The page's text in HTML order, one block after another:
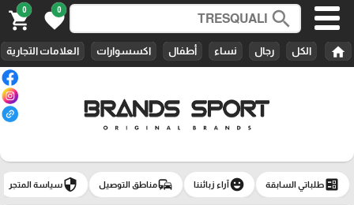
search
0
favorite
0
shopping_cart
home الكل رجال نساء أطفال اكسسوارات العلامات التجارية
ballotطلباتي السابقة emoji_emotionsآراء زبائننا commuteمناطق التوصيل securityسياسة المتجر